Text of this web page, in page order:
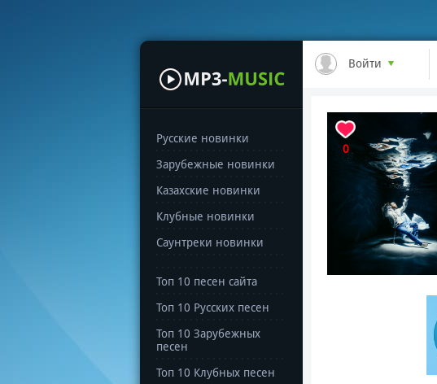
Русские новинки
Зарубежные новинки
Казахские новинки
Клубные новинки
Саунтреки новинки
Топ 10 песен сайта
Топ 10 Русских песен
Топ 10 Зарубежных
песен
Топ 10 Клубных песен
Войти
0